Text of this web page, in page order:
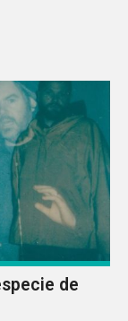
de